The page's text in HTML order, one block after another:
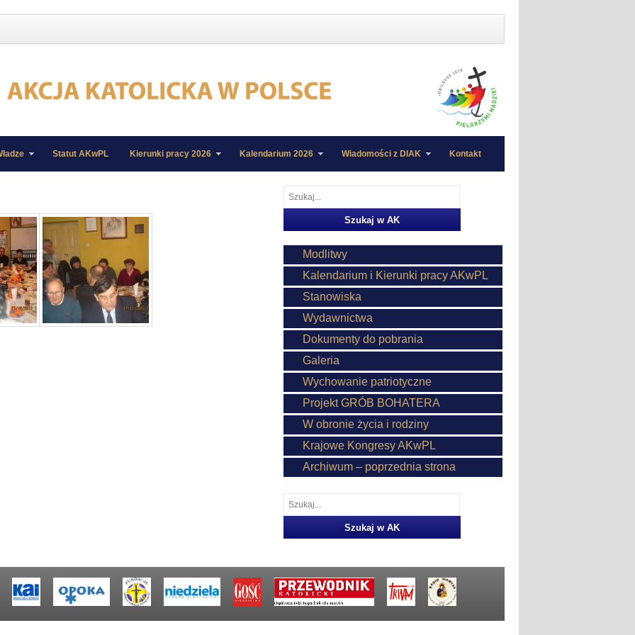
Statut AKwPL Kierunki pracy 2026 Kalendarium 2026 Wiadomości z DIAK Kontakt
Modlitwy
Kalendarium i Kierunki pracy AKwPL
Stanowiska
Wydawnictwa
Dokumenty do pobrania
Galeria
Wychowanie patriotyczne
Projekt GRÓB BOHATERA
W obronie życia i rodziny
Krajowe Kongresy AKwPL
Archiwum – poprzednia strona